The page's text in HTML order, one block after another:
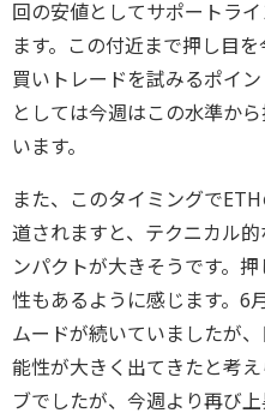
回の安値としてサポートラ
ます。この付近まで押し目
買いトレードを試みるポイ
としては今週はこの水準か
います。
また、このタイミングで
道されますと、テクニカル
ンパクトが大きそうです。
性もあるように感じます。6
ムードが続いていましたが
能性が大きく出てきたと考
ブでしたが、今週より再び